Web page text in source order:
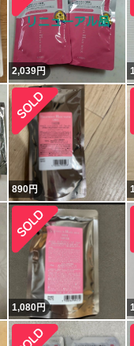
2,039円
890円
1,080円